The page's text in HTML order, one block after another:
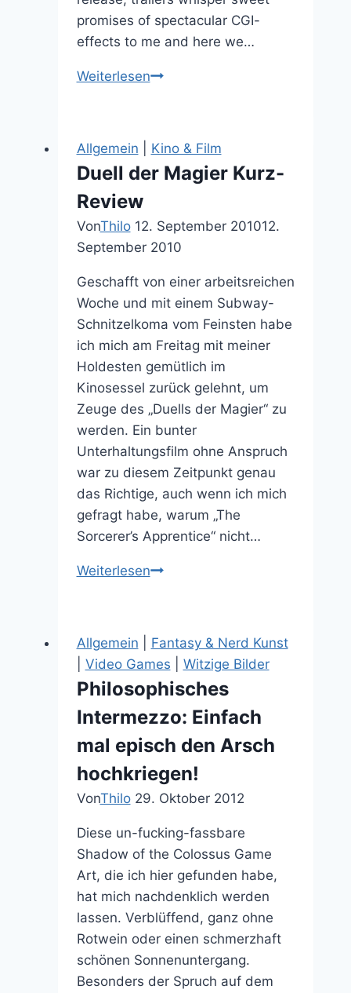
promises of spectacular CGI-
effects to me and here we…
WeiterlesenWhat’s
Allgemein Kino & Film
Duell der Magier Kurz-
Review
VonThilo 12. September 201012.
September 2010
Geschafft von einer arbeitsreichen
Woche und mit einem Subway-
Schnitzelkoma vom Feinsten habe
ich mich am Freitag mit meiner
Holdesten gemütlich im
Kinosessel zurück gelehnt, um
Zeuge des „Duells der Magier“ zu
werden. Ein bunter
Unterhaltungsfilm ohne Anspruch
war zu diesem Zeitpunkt genau
das Richtige, auch wenn ich mich
gefragt habe, warum „The
Sorcerer’s Apprentice“ nicht…
WeiterlesenDuell
Review
Allgemein
Fantasy & Nerd Kunst
Video Games Witzige Bilder
Philosophisches
Intermezzo: Einfach
mal episch den Arsch
hochkriegen!
VonThilo 29. Oktober 2012
Diese un-fucking-fassbare
Shadow of the Colossus Game
Art, die ich hier gefunden habe,
hat mich nachdenklich werden
lassen. Verblüffend, ganz ohne
Rotwein oder einen schmerzhaft
schönen Sonnenuntergang.
Besonders der Spruch auf dem